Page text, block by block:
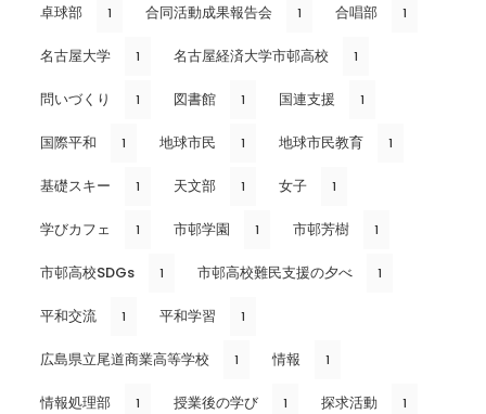
卓球部 1 合同活動成果報告会 1 合唱部 1
名古屋大学 1 名古屋経済大学市邨高校 1
問いづくり 1 図書館 1 国連支援 1
国際平和 1 地球市民 1 地球市民教育 1
基礎スキー 1 天文部 1 女子 1
学びカフェ 1 市邨学園 1 市邨芳樹 1
市邨高校SDGs 1 市邨高校難民支援の夕べ 1
平和交流 1 平和学習 1
広島県立尾道商業高等学校 1 情報 1
情報処理部 1 授業後の学び 1 探求活動 1